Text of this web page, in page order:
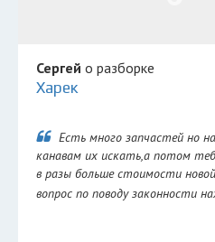
Сергей о разборке
Харек
Есть много запчастей но
канавам их искать,а потом
в разы больше стоимости
вопрос по поводу законности